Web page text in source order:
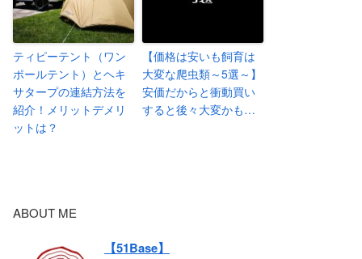
ティピーテント（ワン
ポールテント）とヘキ
サタープの連結方法を
紹介！メリットデメリ
ットは？
【価格は安いも飼育は
大変な爬虫類～5選～】
安価だからと衝動買い
すると後々大変かも…
ABOUT ME
【51Base】